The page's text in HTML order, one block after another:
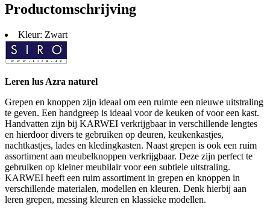
Productomschrijving
Kleur: Zwart
Leren lus Azra naturel
Grepen en knoppen zijn ideaal om een ruimte een nieuwe uitstraling
te geven. Een handgreep is ideaal voor de keuken of voor een kast.
Handvatten zijn bij KARWEI verkrijgbaar in verschillende lengtes
en hierdoor divers te gebruiken op deuren, keukenkastjes,
nachtkastjes, lades en kledingkasten. Naast grepen is ook een ruim
assortiment aan meubelknoppen verkrijgbaar. Deze zijn perfect te
gebruiken op kleiner meubilair voor een subtiele uitstraling.
KARWEI heeft een ruim assortiment in grepen en knoppen in
verschillende materialen, modellen en kleuren. Denk hierbij aan
leren grepen, messing kleuren en klassieke modellen.